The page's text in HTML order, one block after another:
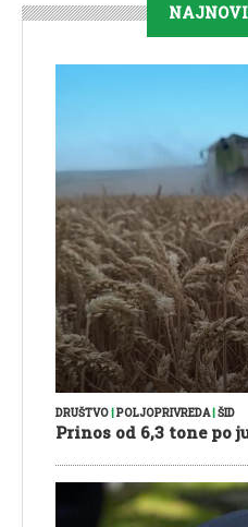
DRUŠTVO|POLJOPRIVREDA|ŠID
Prinos od 6,3 tone po